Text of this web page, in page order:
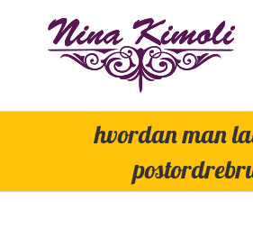
hvordan man